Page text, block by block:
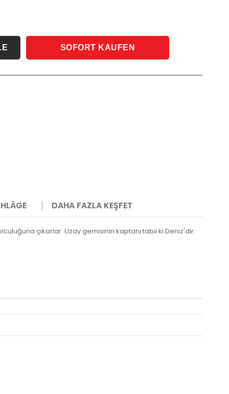
DAHA FAZLA KEŞFET
çıkarlar. Uzay gemisinin kaptanı tabii ki Deniz'dir.